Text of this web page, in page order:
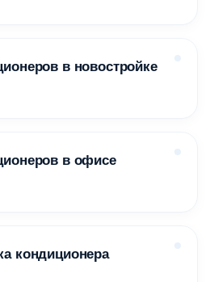
в новостройке
в офисе
кондиционера